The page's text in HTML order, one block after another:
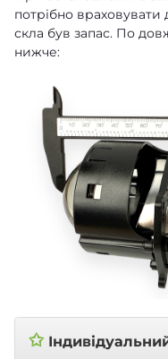
потрібно
скла був запас. По
нижче:
✩